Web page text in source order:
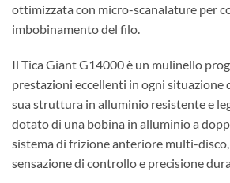
ottimizzata con micro-scanalature per
imbobinamento del filo.
Il Tica Giant G14000 è un mulinello
prestazioni eccellenti in ogni situazione
sua struttura in alluminio resistente e
dotato di una bobina in alluminio a
sistema di frizione anteriore multi-
sensazione di controllo e precisione